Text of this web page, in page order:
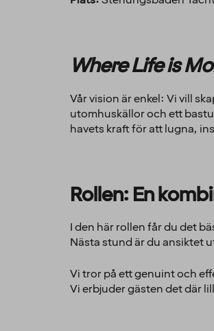
Where Life is
Vår vision är enkel: Vi vill
utomhuskällor och ett
havets kraft för att lugna,
Rollen: En
I den här rollen får du det
Nästa stund är du ansiktet
Vi tror på ett genuint och
Vi erbjuder gästen det där